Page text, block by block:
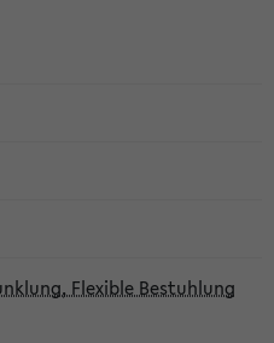
Flexible Bestuhlung